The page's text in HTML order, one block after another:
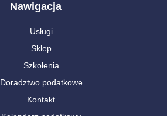
Nawigacja
Usługi
Sklep
Szkolenia
Doradztwo podatkowe
Kontakt